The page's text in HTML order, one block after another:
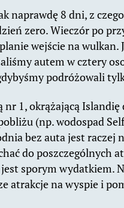
naprawdę 8 dni, z
zero. Wieczór po
wejście na wulkan.
autem w cztery
podróżowali
1, okrążającą Islandię
(np. wodospad
bez auta jest raczej
do poszczególnych
sporym wydatkiem.
atrakcje na wyspie i